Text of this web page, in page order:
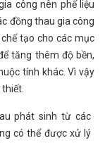
công nên phế liệu
đồng thau gia công
tạo cho các mục
tăng thêm độ bền,
tính khác. Vì vậy
phát sinh từ các
có thể được xử lý